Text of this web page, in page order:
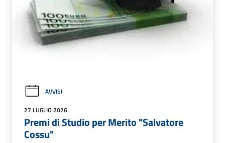
AVVISI
27 LUGLIO 2026
Premi di Studio per Merito "Salvatore
Cossu"